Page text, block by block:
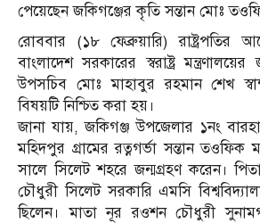
পেয়েছেন জকিগঞ্জের কৃতি সন্তান মোঃ
রোববার (১৮ ফেব্রুয়ারি) রাষ্ট্রপতির
বাংলাদেশ সরকারের স্বরাষ্ট্র
উপসচিব মোঃ মাহাবুর রহমান শেখ
বিষয়টি নিশ্চিত করা হয়।
জানা যায়, জকিগঞ্জ উপজেলার ১নং
মহিদপুর গ্রামের রত্নগর্ভা সন্তান
সালে সিলেট শহরে জন্মগ্রহণ করেন।
চৌধুরী সিলেট সরকারি এমসি
ছিলেন। মাতা নূর রওশন চৌধুরী